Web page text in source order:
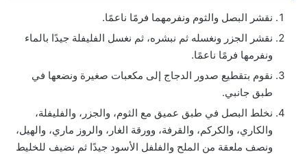
نقشر البصل والثوم ونفرمهما فرمًا ناعمًا.
نقشر الجزر ونغسله ثم نبشره، ثم نغسل الفليفلة جيدًا بالماء
ونفرمها فرمًا ناعمًا.
نقوم بتقطيع صدور الدجاج إلى مكعبات صغيرة ونضعها في
طبق جانبي.
نخلط البصل في طبق عميق مع الثوم، والجزر، والفليفلة،
والكاري، والكركم، والقرفة، وورقة الغار، والروز ماري، والهيل،
ونصف ملعقة من الملح والفلفل الأسود جيدًا ثم نضيف للخليط